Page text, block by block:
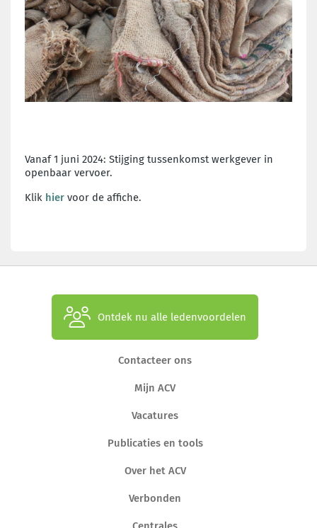
Vanaf 1 juni 2024: Stijging tussenkomst werkgever in
openbaar vervoer.
Klik hier voor de affiche.
Ontdek nu alle ledenvoordelen
Contacteer ons
Mijn ACV
Vacatures
Publicaties en tools
Over het ACV
Verbonden